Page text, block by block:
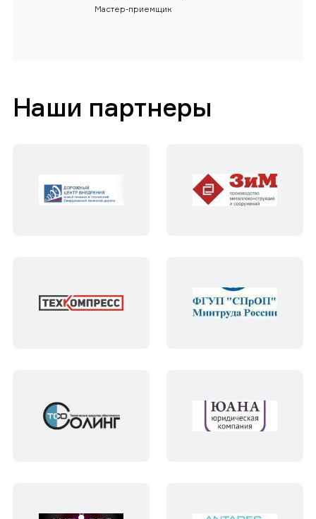
Мастер-приемщик
Наши партнеры